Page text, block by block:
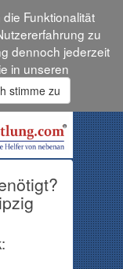
Funktionalität
zu
dennoch jederzeit
in unseren
stimme zu